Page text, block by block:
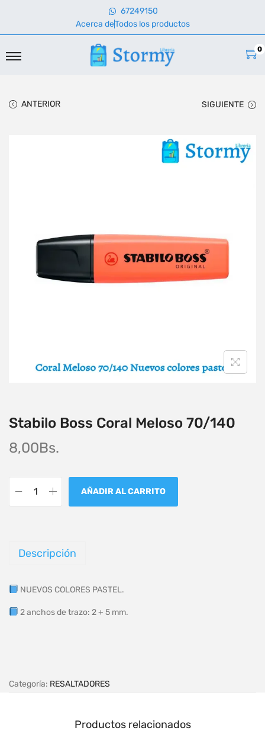
67249150
Acerca deTodos los productos
0
ANTERIOR SIGUIENTE
Stabilo Boss Coral Meloso 70/140
8,00Bs.
AÑADIR AL CARRITO
Descripción
NUEVOS COLORES PASTEL.
2 anchos de trazo: 2 + 5 mm.
Categoría: RESALTADORES
Productos relacionados